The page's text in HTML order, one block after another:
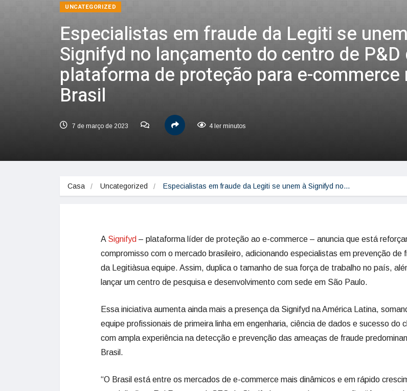
UNCATEGORIZED
Especialistas em fraude da Legiti se
Signifyd no lançamento do centro de P&D
plataforma de proteção para e-commerce
Brasil
7 de março de 2023 4 ler minutos
Casa Uncategorized Especialistas em fraude da Legiti se unem à Signifyd no…
A Signifyd – plataforma líder de proteção ao e-commerce – anuncia que está
compromisso com o mercado brasileiro, adicionando especialistas em prevenção de
da Legitiàsua equipe. Assim, duplica o tamanho de sua força de trabalho no país,
lançar um centro de pesquisa e desenvolvimento com sede em São Paulo.
Essa iniciativa aumenta ainda mais a presença da Signifyd na América Latina,
equipe profissionais de primeira linha em engenharia, ciência de dados e sucesso do
com ampla experiência na detecção e prevenção das ameaças de fraude
Brasil.
“O Brasil está entre os mercados de e-commerce mais dinâmicos e em rápido